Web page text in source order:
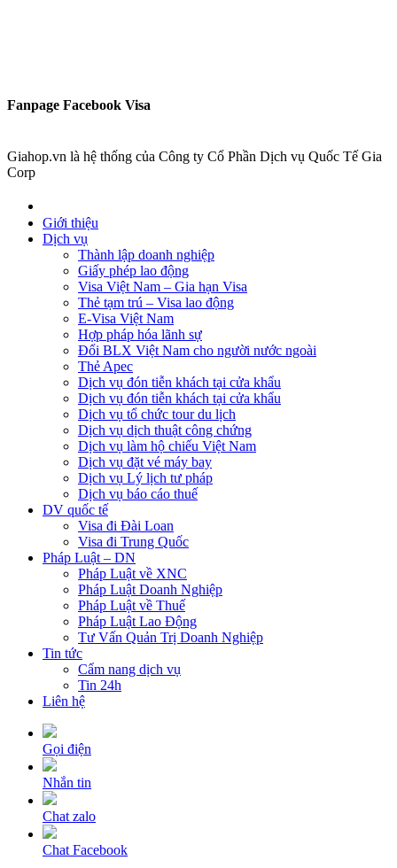
Fanpage Facebook Visa
Giahop.vn là hệ thống của Công ty Cổ Phần Dịch vụ Quốc Tế Gia
Corp
Giới thiệu
Dịch vụ
Thành lập doanh nghiệp
Giấy phép lao động
Visa Việt Nam – Gia hạn Visa
Thẻ tạm trú – Visa lao động
E-Visa Việt Nam
Hợp pháp hóa lãnh sự
Đổi BLX Việt Nam cho người nước ngoài
Thẻ Apec
Dịch vụ đón tiễn khách tại cửa khẩu
Dịch vụ đón tiễn khách tại cửa khẩu
Dịch vụ tổ chức tour du lịch
Dịch vụ dịch thuật công chứng
Dịch vụ làm hộ chiếu Việt Nam
Dịch vụ đặt vé máy bay
Dịch vụ Lý lịch tư pháp
Dịch vụ báo cáo thuế
DV quốc tế
Visa đi Đài Loan
Visa đi Trung Quốc
Pháp Luật – DN
Pháp Luật về XNC
Pháp Luật Doanh Nghiệp
Pháp Luật về Thuế
Pháp Luật Lao Động
Tư Vấn Quản Trị Doanh Nghiệp
Tin tức
Cẩm nang dịch vụ
Tin 24h
Liên hệ
Gọi điện
Nhắn tin
Chat zalo
Chat Facebook